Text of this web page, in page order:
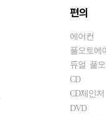
편의
에어컨
풀오토에
듀얼 풀
CD
CD체인저
DVD